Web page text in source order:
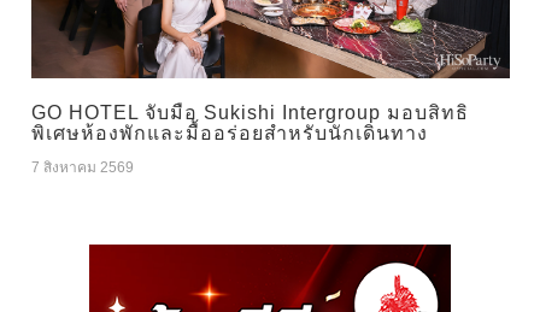
GO HOTEL จับมือ Sukishi Intergroup มอบสิทธิ
พิเศษห้องพักและมื้ออร่อยสำหรับนักเดินทาง
7 สิงหาคม 2569